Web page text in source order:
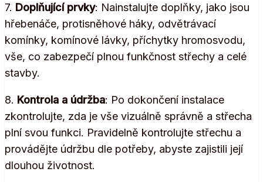
7. Doplňující prvky: Nainstalujte doplňky, jako jsou
hřebenáče, protisněhové háky, odvětrávací
komínky, komínové lávky, příchytky hromosvodu,
vše, co zabezpečí plnou funkčnost střechy a celé
stavby.
8. Kontrola a údržba: Po dokončení instalace
zkontrolujte, zda je vše vizuálně správně a střecha
plní svou funkci. Pravidelně kontrolujte střechu a
provádějte údržbu dle potřeby, abyste zajistili její
dlouhou životnost.